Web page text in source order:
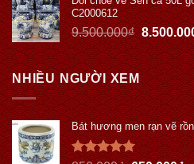
C2000612
9.500.000₫
NHIỀU NGƯỜI XEM
Bát hương men rạn vẽ